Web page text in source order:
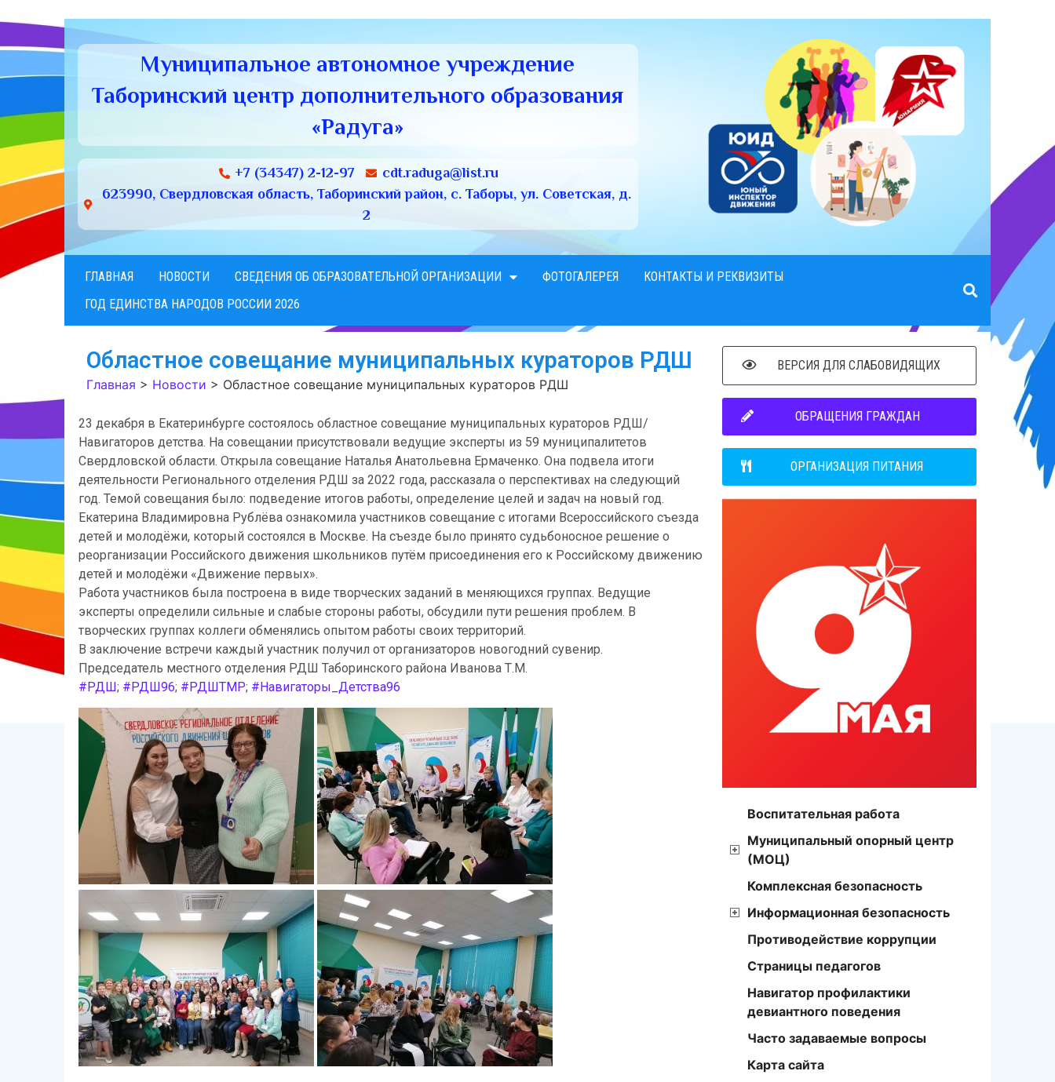
Муниципальное автономное учреждение
Таборинский центр дополнительного образования
«Радуга»
+7 (34347) 2-12-97
cdt.raduga@list.ru
623990, Свердловская область, Таборинский район, с. Таборы, ул. Советская, д.
2
ГЛАВНАЯ НОВОСТИ СВЕДЕНИЯ ОБ ОБРАЗОВАТЕЛЬНОЙ ОРГАНИЗАЦИИ ФОТОГАЛЕРЕЯ
КОНТАКТЫ И РЕКВИЗИТЫ
ГОД ЕДИНСТВА НАРОДОВ РОССИИ 2026
Областное совещание муниципальных кураторов РДШ
Главная > Новости > Областное совещание муниципальных кураторов РДШ
23 декабря в Екатеринбурге состоялось областное совещание муниципальных кураторов РДШ/
Навигаторов детства. На совещании присутствовали ведущие эксперты из 59 муниципалитетов
Свердловской области. Открыла совещание Наталья Анатольевна Ермаченко. Она подвела итоги
деятельности Регионального отделения РДШ за 2022 года, рассказала о перспективах на следующий
год. Темой совещания было: подведение итогов работы, определение целей и задач на новый год.
Екатерина Владимировна Рублёва ознакомила участников совещание с итогами Всероссийского съезда
детей и молодёжи, который состоялся в Москве. На съезде было принято судьбоносное решение о
реорганизации Российского движения школьников путём присоединения его к Российскому движению
детей и молодёжи «Движение первых».
Работа участников была построена в виде творческих заданий в меняющихся группах. Ведущие
эксперты определили сильные и слабые стороны работы, обсудили пути решения проблем. В
творческих группах коллеги обменялись опытом работы своих территорий.
В заключение встречи каждый участник получил от организаторов новогодний сувенир.
Председатель местного отделения РДШ Таборинского района Иванова Т.М.
#РДШ; #РДШ96; #РДШТМР; #Навигаторы_Детства96
ВЕРСИЯ ДЛЯ СЛАБОВИДЯЩИХ
ОБРАЩЕНИЯ ГРАЖДАН
ОРГАНИЗАЦИЯ ПИТАНИЯ
Воспитательная работа
Муниципальный опорный центр
(МОЦ)
Комплексная безопасность
Информационная безопасность
Противодействие коррупции
Страницы педагогов
Навигатор профилактики
девиантного поведения
Часто задаваемые вопросы
Карта сайта